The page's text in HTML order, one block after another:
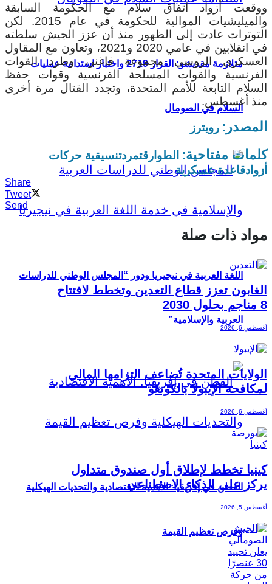
متلازمة مقديشو: القرار 2719 واختبار استدامة عمليات
السلام في الصومال
اللغة العربية في نيجيريا ودور “المجلس الوطني للدراسات
العربية والإسلامية”
القطن في إفريقيا: الأهمية الاقتصادية والتحديات الهيكلية
وفرص تعظيم القيمة
ووقعت أزواد اتفاق سلام مع الحكومة السابقة
والميليشيات الموالية للحكومة في عام 2015. لكن
التوترات عادت إلى الظهور منذ أن عزز الجيش سلطته
في انقلابين في عامي 2020 و2021، وتعاون مع المقاول
العسكري الروسي مجموعة فاغنر، وطرد القوات
الفرنسية والقوات المسلحة الفرنسية وقوات حفظ
السلام التابعة للأمم المتحدة، وتجدد القتال مرة أخرى
منذ أغسطس.
المصدر: رويترز
كلمات مفتاحية: الطوارقتمردتنسيقية حركات
أزوادقاعدة عسكرية
Share
Tweet
Send
مواد ذات صلة
الغابون تعزز قطاع التعدين وتخطط لافتتاح
8 مناجم بحلول 2030
أغسطس 6, 2026
الولايات المتحدة تُضاعف التزامها المالي
لمكافحة الإيبولا بالكونغو
أغسطس 6, 2026
كينيا تخطط لإطلاق أول صندوق متداول
يركز على الذكاء الاصطناعي
أغسطس 5, 2026